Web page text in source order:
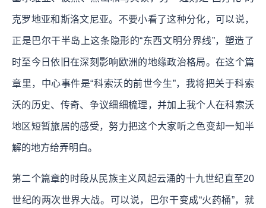
克罗地亚和斯洛文尼亚。不要小看了这种分化，可以说，
正是巴尔干半岛上这条隐形的“东西文明分界线”，塑造了
时至今日依旧在深刻影响欧洲的地缘政治格局。在这个篇
章里，中心事件是“科索沃的前世今生”，我将把关于科索
沃的历史、传奇、争议细细梳理，并加上我个人在科索沃
地区短暂旅居的感受，努力把这个大家听之色变却一知半
解的地方给弄明白。
第二个篇章的时段从民族主义风起云涌的十九世纪直至20
世纪的两次世界大战。可以说，巴尔干变成“火药桶”，就